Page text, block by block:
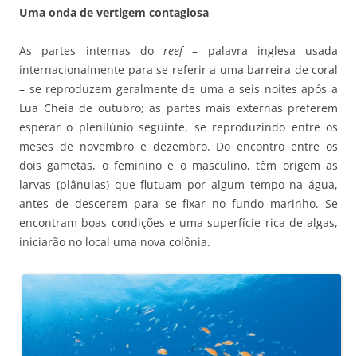
Uma onda de vertigem contagiosa
As partes internas do reef– palavra inglesa usada
internacionalmente para se referir a uma barreira de coral
– se reproduzem geralmente de uma a seis noites após a
Lua Cheia de outubro; as partes mais externas preferem
esperar o plenilúnio seguinte, se reproduzindo entre os
meses de novembro e dezembro. Do encontro entre os
dois gametas, o feminino e o masculino, têm origem as
larvas (plânulas) que flutuam por algum tempo na água,
antes de descerem para se fixar no fundo marinho. Se
encontram boas condições e uma superfície rica de algas,
iniciarão no local uma nova colônia.